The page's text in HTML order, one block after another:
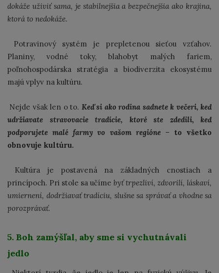
dokáže uživiť sama, je stabilnejšia a bezpečnejšia ako krajina,
ktorá to nedokáže.
Potravinový systém je prepletenou sieťou vzťahov.
Planiny, vodné toky, blahobyt malých fariem,
poľnohospodárska stratégia a biodiverzita ekosystému
majú vplyv na kultúru.
Nejde však len o to. Keď si ako rodina sadnete k večeri, keď
udržiavate stravovacie tradície, ktoré ste zdedili, keď
podporujete malé farmy vo vašom regióne– to všetko
obnovuje kultúru.
Kultúra je postavená na základných cnostiach a
princípoch. Pri stole sa učíme byť trpezliví, zdvorilí, láskaví,
umiernení, dodržiavať tradíciu, slušne sa správať a vhodne sa
porozprávať.
5. Boh zamýšľal, aby sme si vychutnávali
jedlo